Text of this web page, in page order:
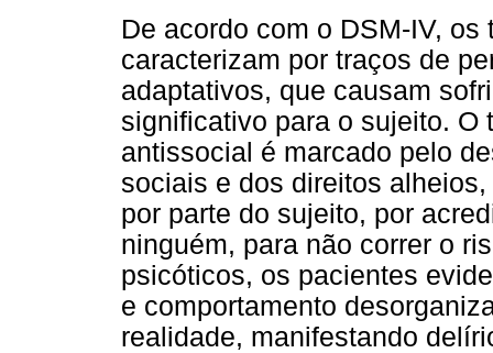
De acordo com o DSM-IV,
caracterizam por traços de
adaptativos, que causam
significativo para o sujeito. O
antissocial é marcado pelo
sociais e dos direitos
por parte do sujeito, por
ninguém, para não correr o
psicóticos, os pacientes
e comportamento
realidade, manifestando